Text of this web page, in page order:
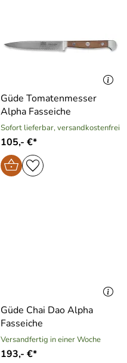
Güde Tomatenmesser
Alpha Fasseiche
Sofort lieferbar, versandkostenfrei
105,- €*
Güde Chai Dao Alpha
Fasseiche
Versandfertig in einer Woche
193,- €*